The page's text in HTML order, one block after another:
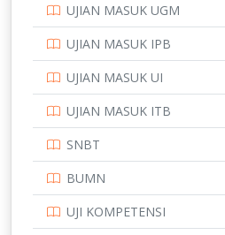
SMA
SMK
SMP
STIP
UNIVERSITAS AIRLANGGA
UJIAN MASUK UGM
UJIAN MASUK IPB
UJIAN MASUK UI
UJIAN MASUK ITB
SNBT
BUMN
UJI KOMPETENSI